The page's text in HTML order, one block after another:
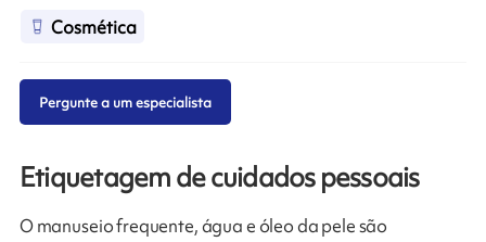
Etiquetagem de cuidados pessoais
O manuseio frequente, água e óleo da pele são
Cosmética
Pergunte a um especialista